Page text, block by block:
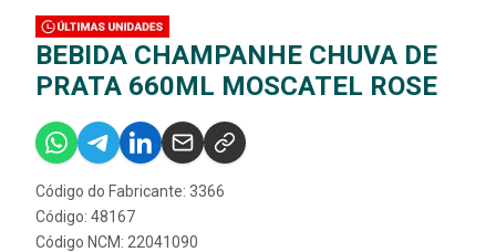
BEBIDA CHAMPANHE CHUVA DE
PRATA 660ML MOSCATEL ROSE
Código do Fabricante: 3366
Código: 48167
Código NCM: 22041090